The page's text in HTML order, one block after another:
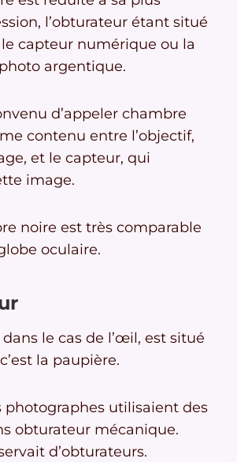
l’obturateur étant situé
capteur numérique ou la
argentique.
d’appeler chambre
contenu entre l’objectif,
et le capteur, qui
image.
noire est très comparable
oculaire.
dans le cas de l’œil, est situé
la paupière.
photographes utilisaient des
obturateur mécanique.
d’obturateurs.